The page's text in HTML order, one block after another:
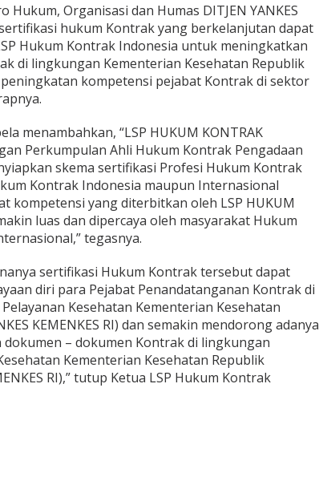
Hukum, Organisasi dan Humas DITJEN YANKES
hukum Kontrak yang berkelanjutan dapat
Hukum Kontrak Indonesia untuk meningkatkan
di lingkungan Kementerian Kesehatan Republik
kompetensi pejabat Kontrak di sektor
menambahkan, “LSP HUKUM KONTRAK
Perkumpulan Ahli Hukum Kontrak Pengadaan
skema sertifikasi Profesi Hukum Kontrak
Kontrak Indonesia maupun Internasional
kompetensi yang diterbitkan oleh LSP HUKUM
luas dan dipercaya oleh masyarakat Hukum
tegasnya.
sertifikasi Hukum Kontrak tersebut dapat
diri para Pejabat Penandatanganan Kontrak di
Kesehatan Kementerian Kesehatan
KEMENKES RI) dan semakin mendorong adanya
– dokumen Kontrak di lingkungan
Kementerian Kesehatan Republik
RI),” tutup Ketua LSP Hukum Kontrak